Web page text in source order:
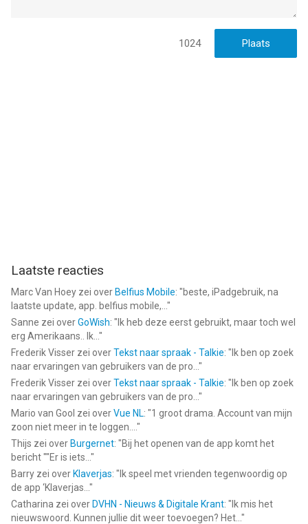
1024
Laatste reacties
Marc Van Hoey zei over Belfius Mobile: "beste, iPadgebruik, na
laatste update, app. belfius mobile,... "
Sanne zei overGoWish: " Ik heb deze eerst gebruikt, maar toch wel
erg Amerikaans.. Ik... "
Frederik Visser zei overTekst naar spraak - Talkie: " Ik ben op zoek
naar ervaringen van gebruikers van de pro... "
Frederik Visser zei overTekst naar spraak - Talkie: " Ik ben op zoek
naar ervaringen van gebruikers van de pro... "
Mario van Gool zei overVue NL: "1 groot drama. Account van mijn
zoon niet meer in te loggen.... "
Thijs zei over Burgernet: "Bij het openen van de app komt het
bericht ""Er is iets... "
Barry zei over Klaverjas: " Ik speel met vrienden tegenwoordig op
de app ‘Klaverjas... "
Catharina zei over DVHN - Nieuws & Digitale Krant: " Ik mis het
nieuwswoord. Kunnen jullie dit weer toevoegen? Het... "